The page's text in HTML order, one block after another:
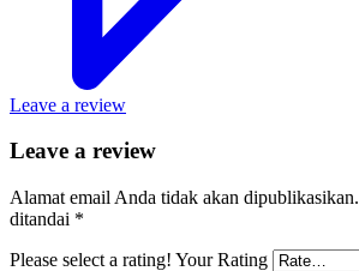
Leave a review
Leave a review
Alamat email Anda tidak akan dipublikasikan.
ditandai *
Please select a rating! Your Rating